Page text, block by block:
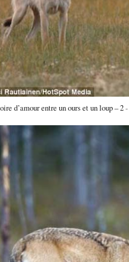
d’amour entre un ours et un loup – 2